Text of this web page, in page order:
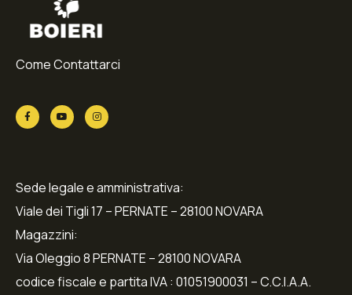
Come Contattarci
Sede legale e amministrativa:
Viale dei Tigli 17 – PERNATE – 28100 NOVARA
Magazzini:
Via Oleggio 8 PERNATE – 28100 NOVARA
codice fiscale e partita IVA : 01051900031 – C.C.I.A.A.